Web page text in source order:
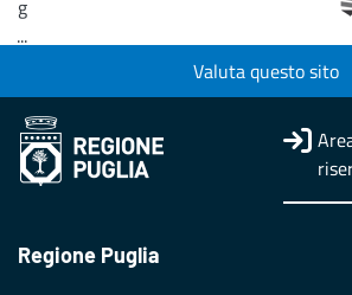
g
...
Valuta questo sito
Regione Puglia